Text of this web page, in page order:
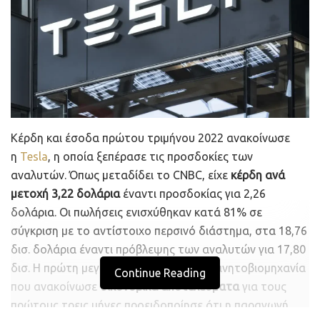
στην ηλεκτροκίνηση και την προετοιμασία για νέα
ανάπτυξη.
Η προσέγγιση Honda
Ως ο μεγαλύτερος κατασκευαστής μονάδων ισχύος
στον κόσμο με ετήσιες πωλήσεις περίπου 30 εκατ.
προϊόντων κινητικότητας, συμπεριλαμβανομένων
μοτοσυκλετών, αυτοκινήτων, προϊόντων ηλεκτρικής
ενέργειας, εξωλέμβιων μηχανών και αεροσκαφών, η
Honda στοχεύει να επιτύχει ανθρακική ουδετερότητα
για όλα τα προϊόντα και τις εταιρικές δραστηριότητες
στις οποίες συμμετέχει μέχρι το 2050, προσπαθώντας
να εξαλείψει τις εκπομπές άνθρακα από τις πηγές
ενέργειας σε μία ευρεία ποικιλία προϊόντων. Για το
σκοπό αυτό, η Honda πιστεύει ότι είναι απαραίτητη μία
πολύπλευρη και πολυδιάστατη προσέγγιση, και όχι απλά
Kέρδη και έσοδα πρώτου τριμήνου 2022 ανακοίνωσε
η Tesla, η οποία ξεπέρασε τις προσδοκίες των
αναλυτών. Όπως μεταδίδει το CNBC, είχε κέρδη ανά
μετοχή 3,22 δολάριαέναντι προσδοκίας για 2,26
δολάρια. Οι πωλήσεις ενισχύθηκαν κατά 81% σε
σύγκριση με το αντίστοιχο περσινό διάστημα, στα 18,76
δισ. δολάρια έναντι πρόβλεψης των αναλυτών για 17,80
δισ. Η πρώτη μεγάλη αμερικανική αυτοκινητοβιομηχανία
που ανακοίνωσε οικονομικά αποτελέσματα για τους
πρώτους τρεις μήνες προειδοποίησε ότι η παραγωγή
Continue Reading